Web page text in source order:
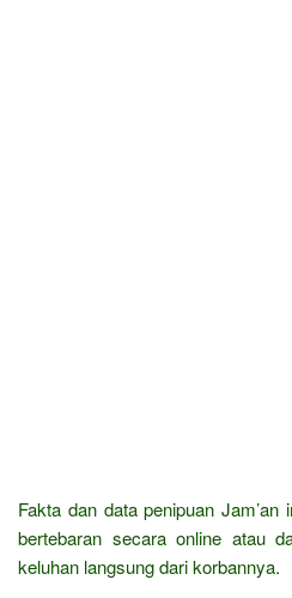
Fakta dan data penipuan
bertebaran secara online atau
keluhan langsung dari korbannya.